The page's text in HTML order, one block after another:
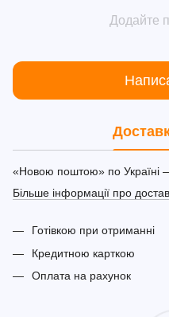
Додайте
«Новою поштою» по Україні
Більше інформації про
Готівкою при отриманні
Кредитною карткою
Оплата на рахунок